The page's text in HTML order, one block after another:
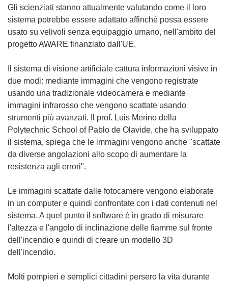
Gli scienziati stanno attualmente valutando come il loro
sistema potrebbe essere adattato affinché possa essere
usato su velivoli senza equipaggio umano, nell'ambito del
progetto AWARE finanziato dall'UE.
Il sistema di visione artificiale cattura informazioni visive in
due modi: mediante immagini che vengono registrate
usando una tradizionale videocamera e mediante
immagini infrarosso che vengono scattate usando
strumenti più avanzati. Il prof. Luis Merino della
Polytechnic School of Pablo de Olavide, che ha sviluppato
il sistema, spiega che le immagini vengono anche "scattate
da diverse angolazioni allo scopo di aumentare la
resistenza agli errori".
Le immagini scattate dalle fotocamere vengono elaborate
in un computer e quindi confrontate con i dati contenuti nel
sistema. A quel punto il software è in grado di misurare
l'altezza e l'angolo di inclinazione delle fiamme sul fronte
dell'incendio e quindi di creare un modello 3D
dell'incendio.
Molti pompieri e semplici cittadini persero la vita durante